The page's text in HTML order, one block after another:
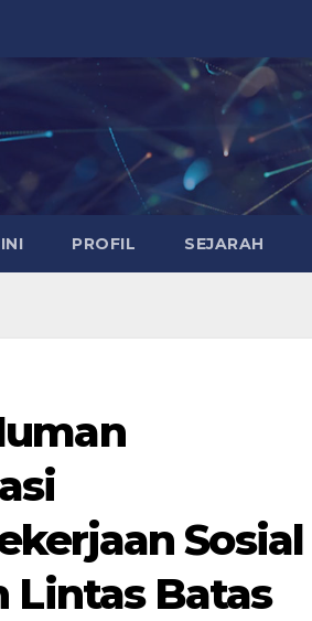
PROFIL SEJARAH
Sosial
Lintas Batas